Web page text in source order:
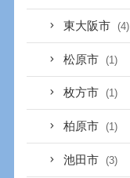
東大阪市 (4)
松原市 (1)
枚方市 (1)
柏原市 (1)
池田市 (3)